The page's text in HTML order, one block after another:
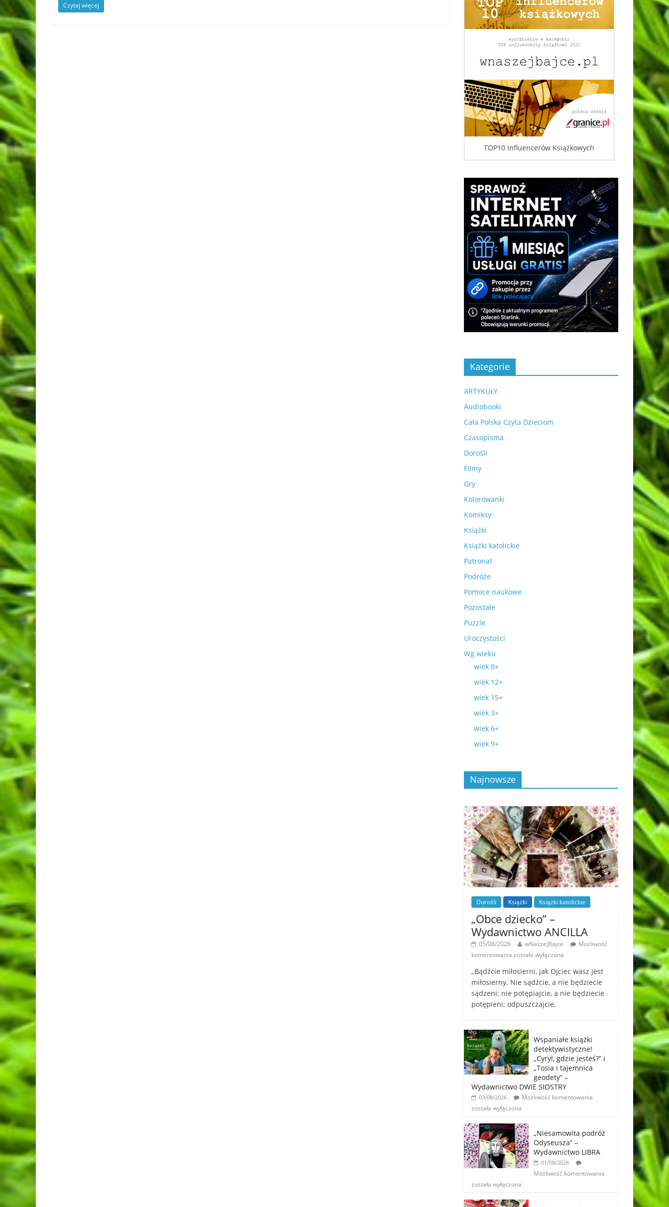
Czytaj więcej
TOP10 Influencerów Książkowych
Kategorie
ARTYKUŁY
Audiobooki
Cała Polska Czyta Dzieciom
Czasopisma
Dorośli
Filmy
Gry
Kolorowanki
Komiksy
Książki
Książki katolickie
Patronat
Podróże
Pomoce naukowe
Pozostałe
Puzzle
Uroczystości
Wg wieku
wiek 0+
wiek 12+
wiek 15+
wiek 3+
wiek 6+
wiek 9+
Najnowsze
Dorośli Książki Książki katolickie
„Obce dziecko” –
Wydawnictwo ANCILLA
05/08/2026 wNaszejBajce
Możliwość
komentowania została wyłączona
„Bądźcie miłosierni, jak Ojciec wasz jest
miłosierny. Nie sądźcie, a nie będziecie
sądzeni; nie potępiajcie, a nie będziecie
potępieni; odpuszczajcie,
Wspaniałe książki
detektywistyczne!
„Cyryl, gdzie jesteś?” i
„Tosia i tajemnica
geodety” –
Wydawnictwo DWIE SIOSTRY
03/08/2026
Możliwość komentowania
została wyłączona
„Niesamowita podróż
Odyseusza” –
Wydawnictwo LIBRA
01/08/2026
Możliwość komentowania
została wyłączona